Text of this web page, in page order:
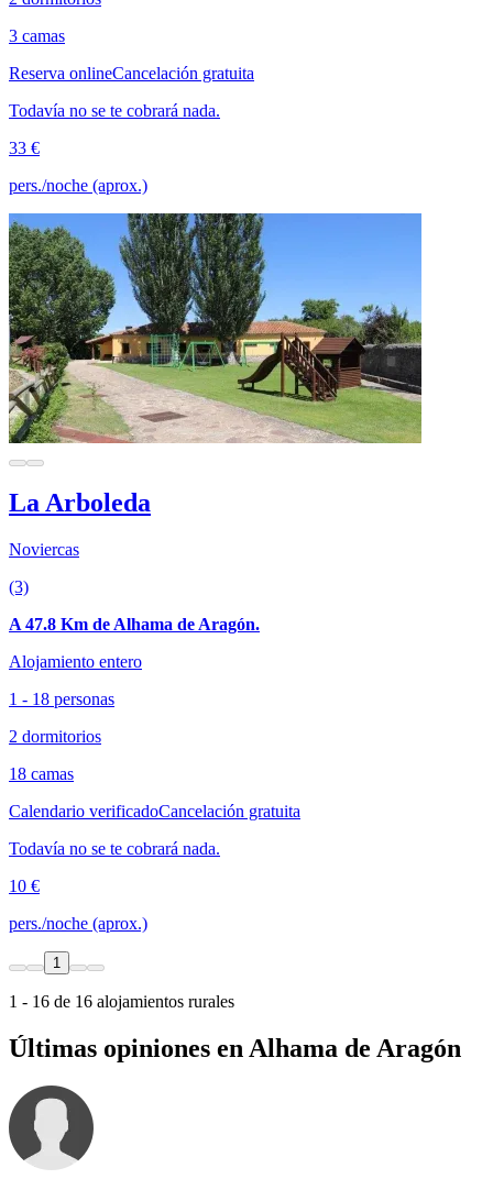
3 camas
Reserva onlineCancelación gratuita
Todavía no se te cobrará nada.
33 €
pers./noche (aprox.)
La Arboleda
Noviercas
(3)
A 47.8 Km de Alhama de Aragón.
Alojamiento entero
1 - 18 personas
2 dormitorios
18 camas
Calendario verificadoCancelación gratuita
Todavía no se te cobrará nada.
10 €
pers./noche (aprox.)
1
1 - 16 de 16 alojamientos rurales
Últimas opiniones en Alhama de Aragón